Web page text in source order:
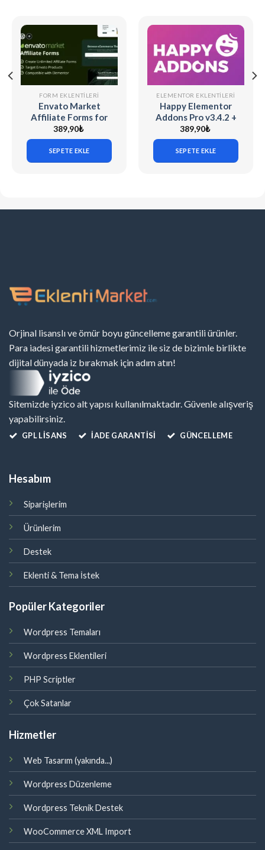
FORM EKLENTILERI
Envato Market
Affiliate Forms for
Elementor v1.0.0
389,90₺
SEPETE EKLE
ELEMENTOR EKLENTILERI
Happy Elementor
Addons Pro v3.4.2 +
v3.20.3
389,90₺
SEPETE EKLE
Orjinal lisanslı ve ömür boyu güncelleme garantili ürünler.
Para iadesi garantili hizmetlerimiz ile siz de bizimle birlikte
dijital dünyada iz bırakmak için adım atın!
Sitemizde iyzico alt yapısı kullanılmaktadır. Güvenle alışveriş
yapabilirsiniz.
GPL LISANS İADE GARANTİSİ GÜNCELLEME
Hesabım
Siparişlerim
Ürünlerim
Destek
Eklenti & Tema İstek
Popüler Kategoriler
Wordpress Temaları
Wordpress Eklentileri
PHP Scriptler
Çok Satanlar
Hizmetler
Web Tasarım (yakında...)
Wordpress Düzenleme
Wordpress Teknik Destek
WooCommerce XML Import